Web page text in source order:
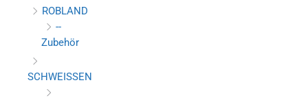
ROBLAND
--
Zubehör
SCHWEISSEN